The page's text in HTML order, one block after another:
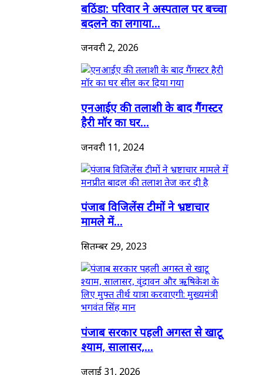
बठिंडा: परिवार ने अस्पताल पर बच्चा
बदलने का लगाया...
जनवरी 2, 2026
एनआईए की तलाशी के बाद गैंगस्टर
हैरी मॉर का घर...
जनवरी 11, 2024
पंजाब विजिलेंस टीमों ने भ्रष्टाचार
मामले में...
सितम्बर 29, 2023
पंजाब सरकार पहली अगस्त से खाटू
श्याम, सालासर,...
जुलाई 31, 2026